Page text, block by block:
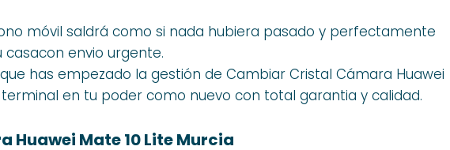
móvil saldrá como si nada hubiera pasado y perfectamente
envio urgente.
has empezado la gestión de Cambiar Cristal Cámara Huawei
terminal en tu poder como nuevo con total garantia y calidad.
Mate 10 Lite Murcia